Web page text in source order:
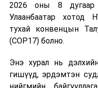
2026 оны 8 дугаар
Улаанбаатар хотод
тухай конвенцын
(COP17) болно.
Энэ хурал нь
гишүүд, эрдэмтэн